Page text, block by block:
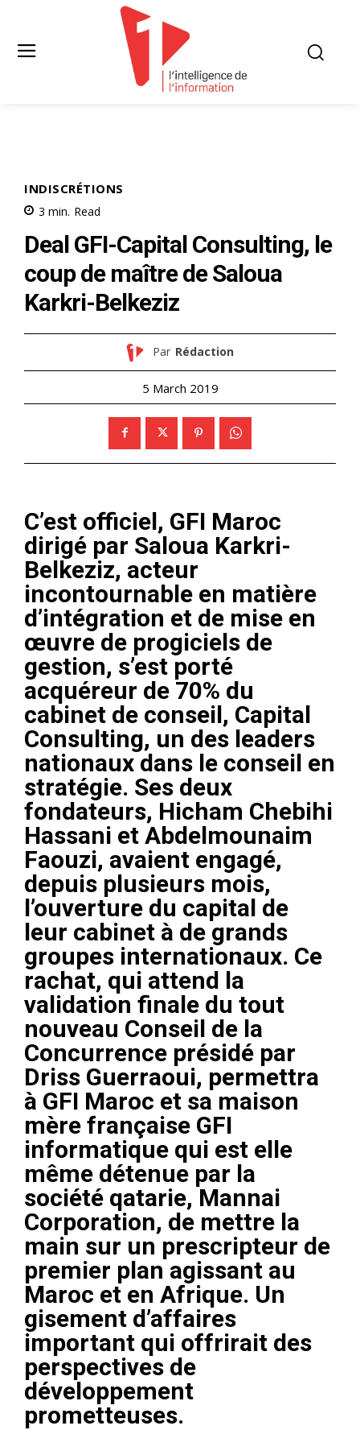
INDISCRÉTIONS
3 min. Read
Deal GFI-Capital Consulting, le
coup de maître de Saloua
Karkri-Belkeziz
Par Rédaction
5 March 2019
C’est officiel, GFI Maroc
dirigé par Saloua Karkri-
Belkeziz, acteur
incontournable en matière
d’intégration et de mise en
œuvre de progiciels de
gestion, s’est porté
acquéreur de 70% du
cabinet de conseil, Capital
Consulting, un des leaders
nationaux dans le conseil en
stratégie. Ses deux
fondateurs, Hicham Chebihi
Hassani et Abdelmounaim
Faouzi, avaient engagé,
depuis plusieurs mois,
l’ouverture du capital de
leur cabinet à de grands
groupes internationaux. Ce
rachat, qui attend la
validation finale du tout
nouveau Conseil de la
Concurrence présidé par
Driss Guerraoui, permettra
à GFI Maroc et sa maison
mère française GFI
informatique qui est elle
même détenue par la
société qatarie, Mannai
Corporation, de mettre la
main sur un prescripteur de
premier plan agissant au
Maroc et en Afrique. Un
gisement d’affaires
important qui offrirait des
perspectives de
développement
prometteuses.